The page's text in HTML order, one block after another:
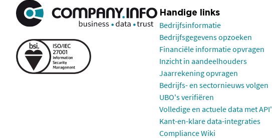
Handige links
Bedrijfsinformatie
Bedrijfsgegevens opzoeken
Financiële informatie opvragen
Inzicht in aandeelhouders
Jaarrekening opvragen
Bedrijfs- en sectornieuws volgen
UBO's verifiëren
Volledige en actuele data met
Kant-en-klare data-integraties
Compliance Wiki